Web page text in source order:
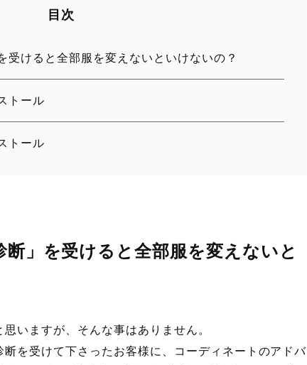
目次
受けると全部服を変えないといけないの？
トール
トール
断」を受けると全部服を変えないと
いますが、そんな事はありません。
を受けて下さったお客様に、コーディネートのアドバ